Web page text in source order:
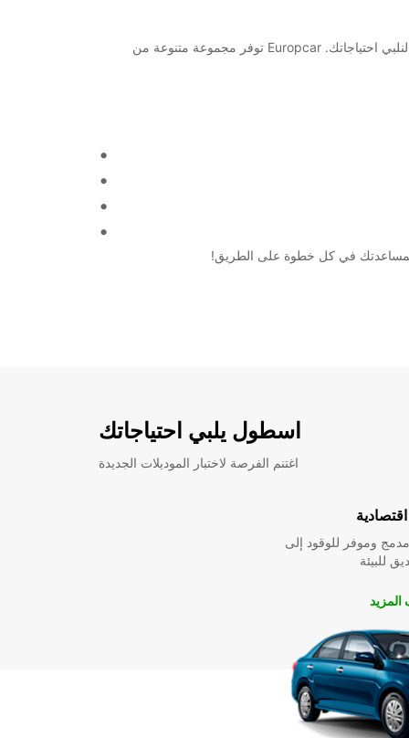
مرحبًا بكم في مطار جنيف كونترين في الجانب السويسري! إذا كنت تبحث عن خدمة تأجير السيارات أو الشاحنات في هذا المطار، فنحن هنا لنلبي احتياجاتك. Europcar توفر مجموعة متنوعة من
لمساعدتك في كل خطوة على الطريق!
اسطول يلبي احتياجاتك
اغتنم الفرصة لاختبار الموديلات الجديدة
وموفر للوقود إلى
للبيئة